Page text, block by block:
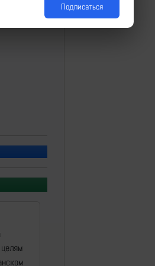
Подписаться